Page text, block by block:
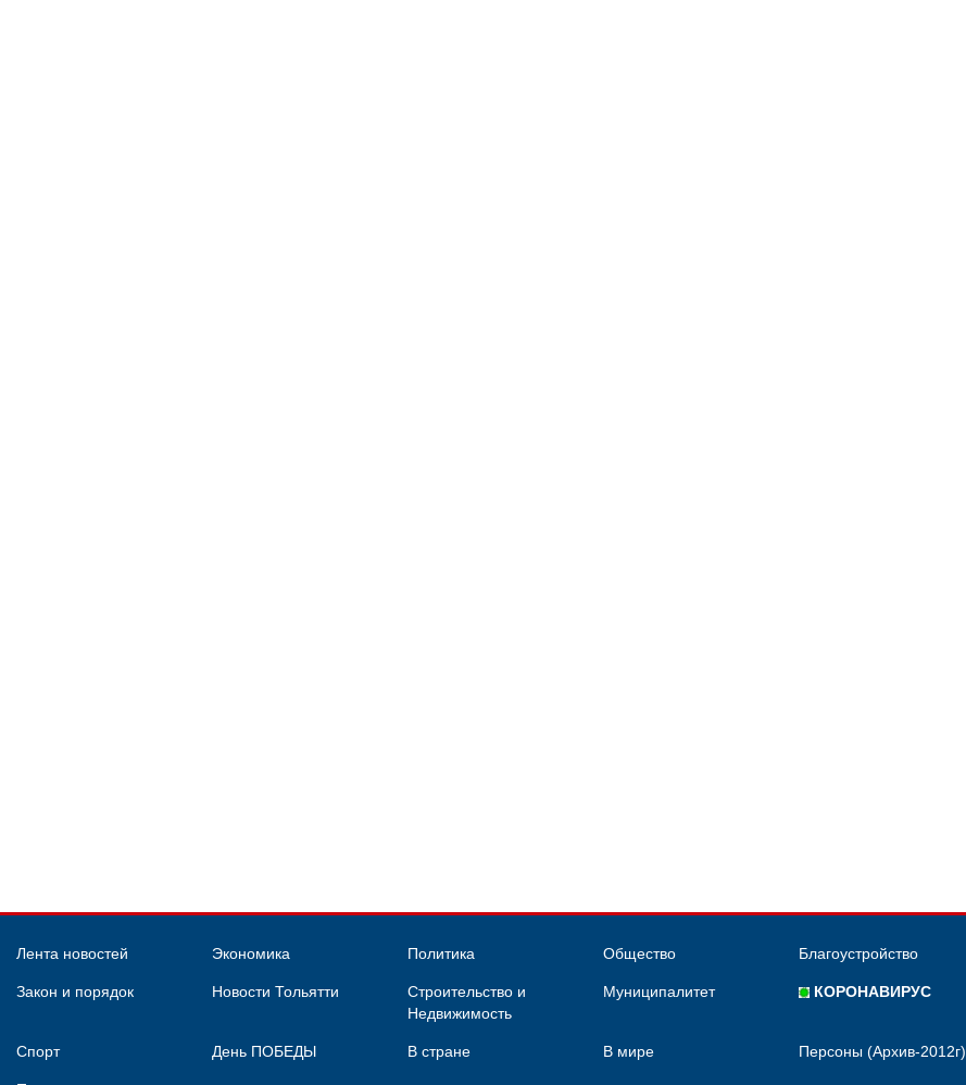
Лента новостей Экономика Политика Общество Благоустройство
Закон и порядок Новости Тольятти
Строительство и
Недвижимость
Муниципалитет КОРОНАВИРУС
Спорт День ПОБЕДЫ В стране В мире Персоны (Архив-2012г)